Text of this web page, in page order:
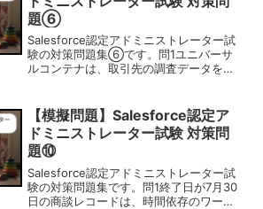
題⑥
Salesforce認定アドミニストレーター試
験の対策問題集⑥です。問1ユニバーサ
ルコンテナは、取引先の調査データをキ
調査記録から取引先を選択できる必要が
あります。また...
【模擬問題】Salesforce認定ア
ドミニストレーター試験 対策問
題⑩
Salesforce認定アドミニストレーター試
験の対策問題集です。問1終了日が7月30
日の商談レコードは、時間依存のワーク